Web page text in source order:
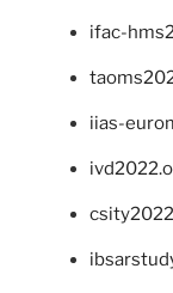
ifac-
iias-